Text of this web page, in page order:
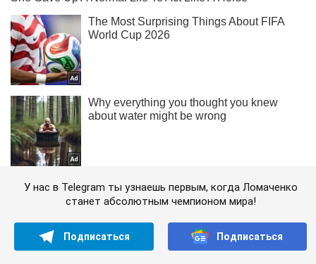
У нас в Telegram ты узнаешь первым, когда Ломаченко
станет абсолютным чемпионом мира!
Подписаться Подписаться